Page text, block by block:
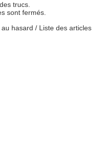
trucs.
sont fermés.
hasard / Liste des articles